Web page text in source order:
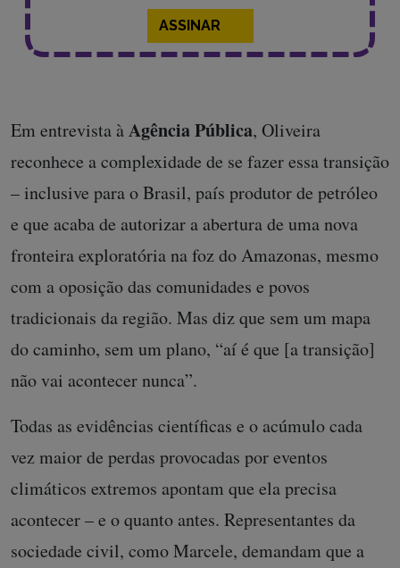
ASSINAR
Em entrevista àAgência Pública, Oliveira
reconhece a complexidade de se fazer essa transição
– inclusive para o Brasil, país produtor de petróleo
e que acaba de autorizar a abertura de uma nova
fronteira exploratória na foz do Amazonas, mesmo
com a oposição das comunidades e povos
tradicionais da região. Mas diz que sem um mapa
do caminho, sem um plano, “aí é que [a transição]
não vai acontecer nunca”.
Todas as evidências científicas e o acúmulo cada
vez maior de perdas provocadas por eventos
climáticos extremos apontam que ela precisa
acontecer – e o quanto antes. Representantes da
sociedade civil, como Marcele, demandam que a